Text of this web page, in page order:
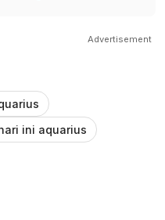
Advertisement
ini aquarius